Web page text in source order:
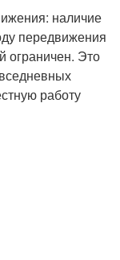
наличие
передвижения
ограничен. Это
работу